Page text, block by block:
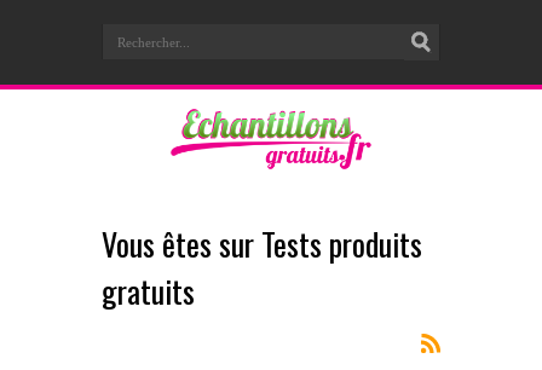
Vous êtes surTests produits
gratuits